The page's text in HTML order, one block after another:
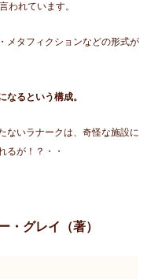
われています。
メタフィクションなどの形式が
るという構成。
ないラナークは、奇怪な施設に
るが！？・・
・グレイ（著）